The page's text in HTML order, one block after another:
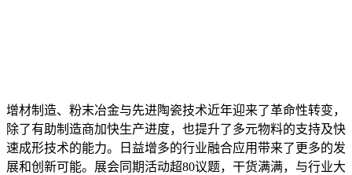
增材制造、粉末冶金与先进陶瓷技术近年迎来了革命性转变，
除了有助制造商加快生产进度，也提升了多元物料的支持及快
速成形技术的能力。日益增多的行业融合应用带来了更多的发
展和创新可能。展会同期活动超80议题，干货满满，与行业大